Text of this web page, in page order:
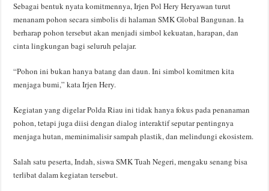
Sebagai bentuk nyata komitmennya, Irjen Pol Hery Heryawan turut
menanam pohon secara simbolis di halaman SMK Global Bangunan. Ia
berharap pohon tersebut akan menjadi simbol kekuatan, harapan, dan
cinta lingkungan bagi seluruh pelajar.
“Pohon ini bukan hanya batang dan daun. Ini simbol komitmen kita
menjaga bumi,” kata Irjen Hery.
Kegiatan yang digelar Polda Riau ini tidak hanya fokus pada penanaman
pohon, tetapi juga diisi dengan dialog interaktif seputar pentingnya
menjaga hutan, meminimalisir sampah plastik, dan melindungi ekosistem.
Salah satu peserta, Indah, siswa SMK Tuah Negeri, mengaku senang bisa
terlibat dalam kegiatan tersebut.